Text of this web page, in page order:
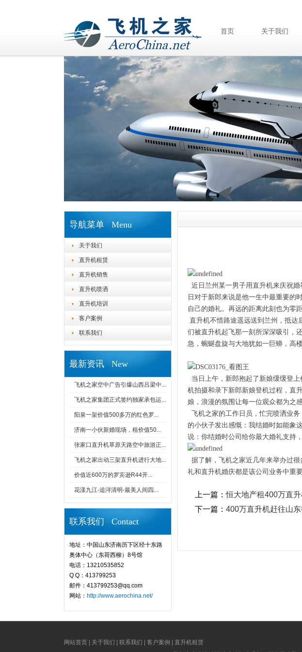
首页 关于我们
导航菜单 Menu
关于我们
直升机租赁
直升机销售
直升机喷洒
直升机培训
客户案例
联系我们
最新资讯 New
飞机之家空中广告引爆山西吕梁中...
飞机之家集团正式签约独家承包运...
阳泉一架价值500多万的红色罗...
济南一小伙新婚现场，租价值50...
张家口直升机草原天路空中旅游正...
飞机之家出动三架直升机进行大地...
价值近600万的罗宾逊R44开...
花漾九江-追浔清明-最美人间四...
联系我们 Contact
地址：中国山东济南历下区经十东路
奥体中心（东荷西柳）8号馆
电话：13210535852
Q Q：413799253
邮件：413799253@qq.com
网站： http://www.aerochina.net/
近日兰州某一男子用直升机来庆祝
日对于新郎来说是他一生中最重要的
自己的婚礼。再远的距离此刻也为零
直升机不惜路途遥远送到兰州，抵达
们被直升机起飞那一刻所深深吸引，
急，蜿蜒盘旋与大地犹如一巨蟒，高
当日上午，新郎抱起了新娘缓缓登
机拍摄和录下新郎新娘登机过程，直
娘，浪漫的氛围让每一位观众都为之感
飞机之家的工作日员，忙完喷洒业
的小伙子发出感慨：我结婚时如能象
说：你结婚时公司给你最大婚礼支持
据了解，飞机之家近几年来举办过
礼和直升机婚庆都是该公司业务中重
上一篇：恒大地产租400万直
下一篇： 400万直升机赶往山
网站首页 关于我们 联系我们 客户案例
直升机租赁